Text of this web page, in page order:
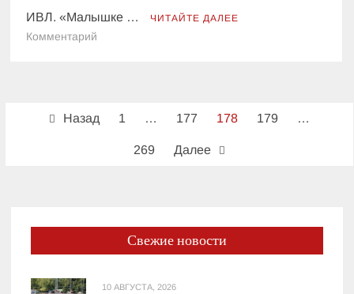
ИВЛ. «Малышке … ЧИТАЙТЕ ДАЛЕЕ
Комментарий
пятилетнюю
девочку,
легких
Пагинация
Назад 1 … 177 178 179 …
269 Далее
Свежие новости
10 АВГУСТА, 2026